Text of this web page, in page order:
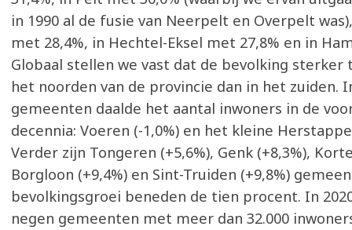
in 1990 al de fusie van Neerpelt en Overpelt
met 28,4%, in Hechtel-Eksel met 27,8% en in
Globaal stellen we vast dat de bevolking sterker
het noorden van de provincie dan in het zuiden.
gemeenten daalde het aantal inwoners in de
decennia: Voeren (-1,0%) en het kleine Herstappe
Verder zijn Tongeren (+5,6%), Genk (+8,3%),
Borgloon (+9,4%) en Sint-Truiden (+9,8%)
bevolkingsgroei beneden de tien procent. In
negen gemeenten met meer dan 32.000